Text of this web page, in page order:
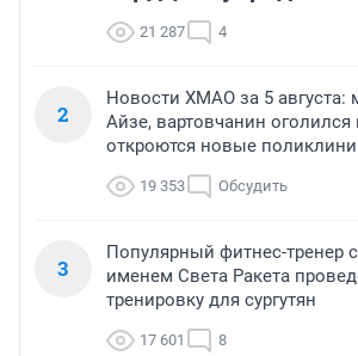
21 287 4
2
Новости ХМАО за 5 августа:
Айзе, вартовчанин
откроются новые
19 353 Обсудить
3
Популярный фитнес-тренер
именем Света Ракета
тренировку для сургутян
17 601 8